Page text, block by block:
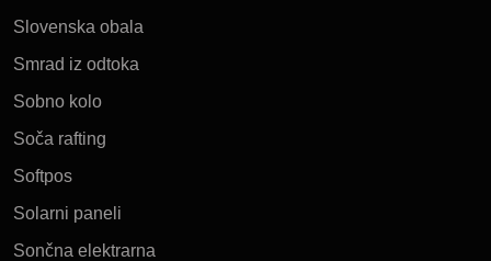
Slovenska obala
Smrad iz odtoka
Sobno kolo
Soča rafting
Softpos
Solarni paneli
Sončna elektrarna